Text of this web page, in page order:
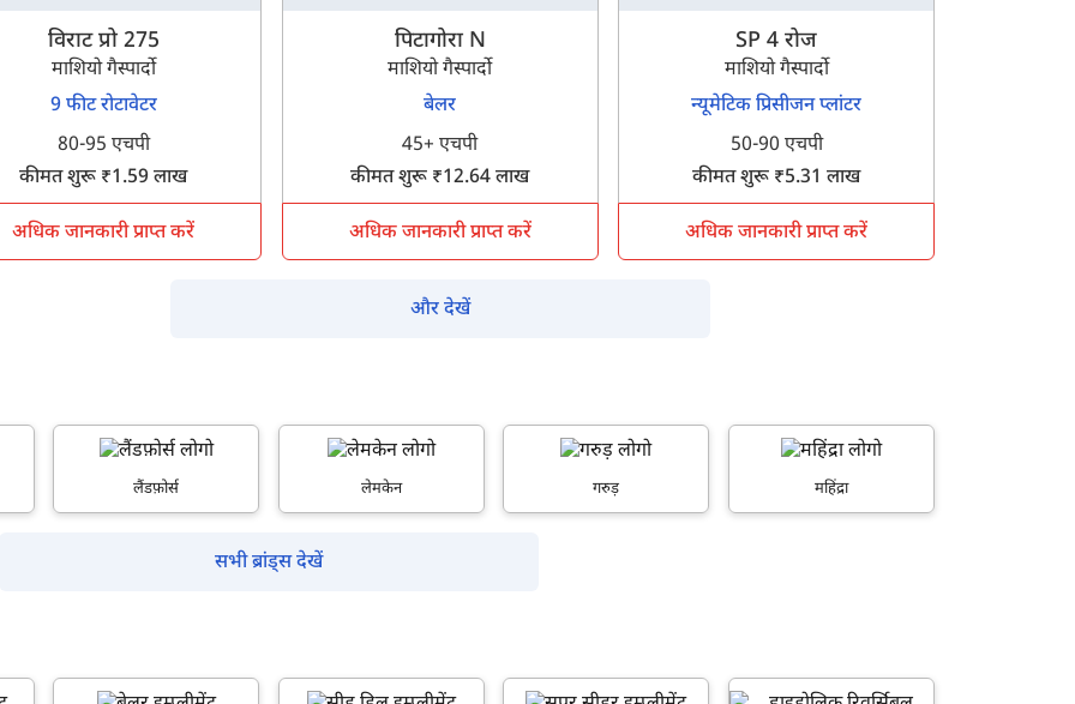
विराट प्रो 275
माशियो गैस्पार्दो
9 फीट रोटावेटर
80-95 एचपी
कीमत शुरू ₹1.59 लाख
अधिक जानकारी प्राप्त करें
पिटागोरा N
माशियो गैस्पार्दो
बेलर
45+ एचपी
कीमत शुरू ₹12.64 लाख
अधिक जानकारी प्राप्त करें
SP 4 रोज
माशियो गैस्पार्दो
न्यूमेटिक प्रिसीजन प्लांटर
50-90 एचपी
कीमत शुरू ₹5.31 लाख
अधिक जानकारी प्राप्त करें
और देखें
लैंडफ़ोर्स लेमकेन गरुड़ महिंद्रा
सभी ब्रांड्स देखें
क्या आप बिना फॉर्म भरे जाना चाहते हैं?
इसे पूरा करने में 30 सेकंड से भी कम समय लगेगा।
नहीं, धन्यवाद हाँ, पूछताछ जारी रखें
आपकी जानकारी हमारे पास सुरक्षित है।